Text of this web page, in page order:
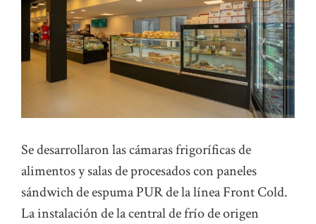
Se desarrollaron las cámaras frigoríficas de
alimentos y salas de procesados con paneles
sándwich de espuma PUR de la línea Front Cold.
La instalación de la central de frío de origen